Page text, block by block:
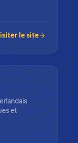
le site
et